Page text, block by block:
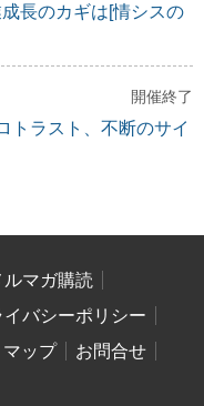
長のカギは[情シスの
開催終了
トラスト、不断のサイ
ルマガ購読
イバシーポリシー
ップ
お問合せ